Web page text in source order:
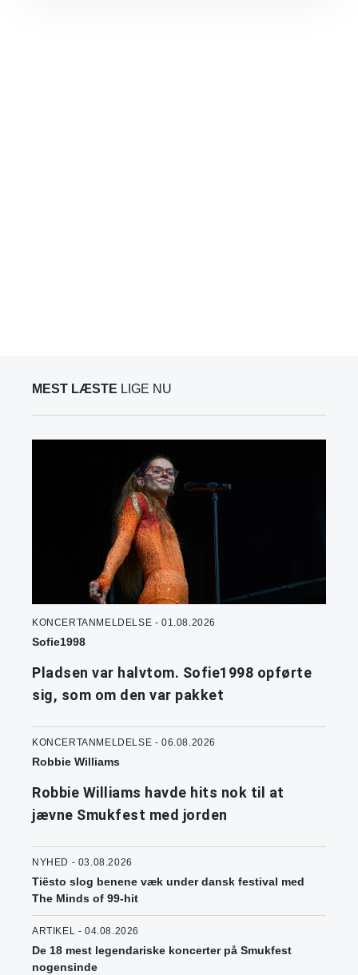
MEST LÆSTE LIGE NU
KONCERTANMELDELSE - 01.08.2026
Sofie1998
Pladsen var halvtom. Sofie1998 opførte
sig, som om den var pakket
KONCERTANMELDELSE - 06.08.2026
Robbie Williams
Robbie Williams havde hits nok til at
jævne Smukfest med jorden
NYHED - 03.08.2026
Tiësto slog benene væk under dansk festival med
The Minds of 99-hit
ARTIKEL - 04.08.2026
De 18 mest legendariske koncerter på Smukfest
nogensinde